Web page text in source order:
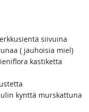
siivuina
( jauhoisia miel)
kastiketta
kynttä murskattuna